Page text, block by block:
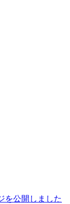
を公開しました